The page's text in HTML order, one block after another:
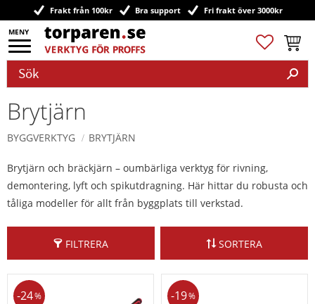
Meny
Frakt från 100kr Bra support Fri frakt över 3000kr
Favoriter
Brytjärn
BYGGVERKTYG BRYTJÄRN
Brytjärn och bräckjärn – oumbärliga verktyg för rivning,
demontering, lyft och spikutdragning. Här hittar du robusta och
tåliga modeller för allt från byggplats till verkstad.
FILTRERA SORTERA
24% 19%